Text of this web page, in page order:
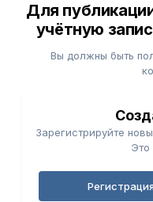
Для
учётную
Вы должны быть
Зарегистрируйте
Это